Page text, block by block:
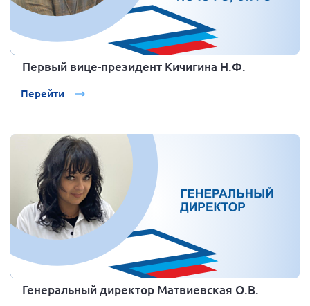
Первый вице-президент Кичигина Н.Ф.
Перейти
Генеральный директор Матвиевская О.В.